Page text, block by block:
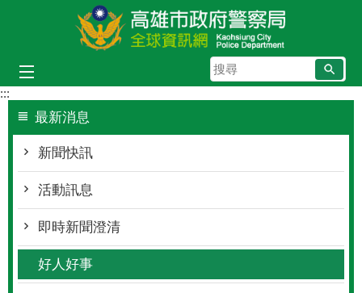
跳到主要內容區塊
搜
尋
:::
最新消息
新聞快訊
活動訊息
即時新聞澄清
好人好事